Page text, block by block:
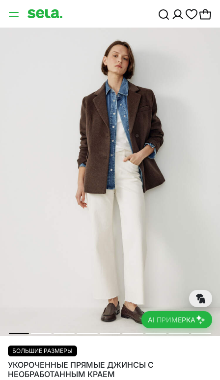
AI ПРИМЕРКА
БОЛЬШИЕ РАЗМЕРЫ
УКОРОЧЕННЫЕ ПРЯМЫЕ ДЖИНСЫ С
НЕОБРАБОТАННЫМ КРАЕМ